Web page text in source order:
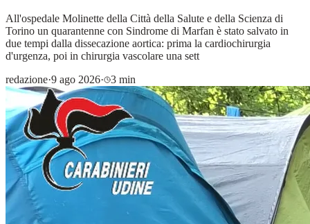
All'ospedale Molinette della Città della Salute e della Scienza di
Torino un quarantenne con Sindrome di Marfan è stato salvato in
due tempi dalla dissecazione aortica: prima la cardiochirurgia
d'urgenza, poi in chirurgia vascolare una sett
redazione·9 ago 2026· 3 min